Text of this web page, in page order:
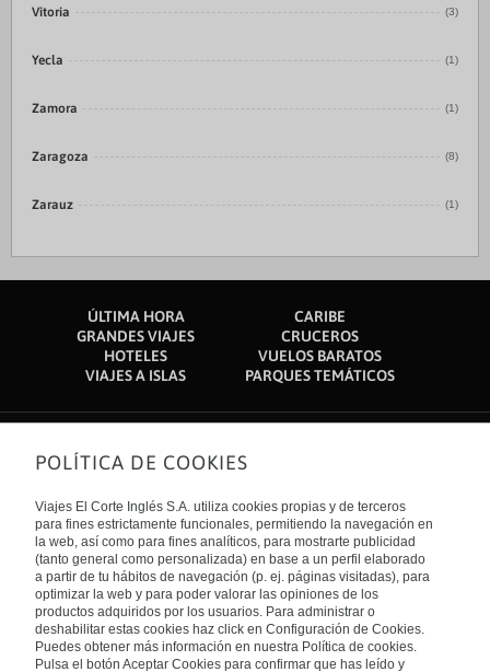
Vitoria (3)
Yecla (1)
Zamora (1)
Zaragoza (8)
Zarauz (1)
ÚLTIMA HORA
CARIBE
GRANDES VIAJES
CRUCEROS
HOTELES
VUELOS BARATOS
VIAJES A ISLAS
PARQUES TEMÁTICOS
Sobre nosotros
Quiénes somos
Financiación
Sostenibilidad
Turismo accesible
Tarjeta El Corte Inglés
Trabaja con nosotros
El Corte Inglés
Canal Ético
Enlaces de interés
Guías de viaje
Catálogos
Auto check-in
Condiciones Generales
Política de privacidad
Política de cookies
Accesibilidad
Internacional
España
POLÍTICA DE COOKIES
Viajes El Corte Inglés S.A. utiliza cookies propias y de terceros
para fines estrictamente funcionales, permitiendo la navegación en
la web, así como para fines analíticos, para mostrarte publicidad
(tanto general como personalizada) en base a un perfil elaborado
a partir de tu hábitos de navegación (p. ej. páginas visitadas), para
optimizar la web y para poder valorar las opiniones de los
productos adquiridos por los usuarios. Para administrar o
deshabilitar estas cookies haz click en Configuración de Cookies.
Puedes obtener más información en nuestra Política de cookies.
Pulsa el botón Aceptar Cookies para confirmar que has leído y